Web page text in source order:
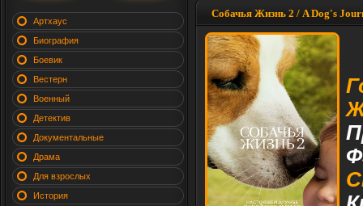
Артхаус
Биография
Боевик
Вестерн
Военный
Детектив
Документальные
Драма
Для взрослых
История
Собачья Жизнь 2 / A Dog's